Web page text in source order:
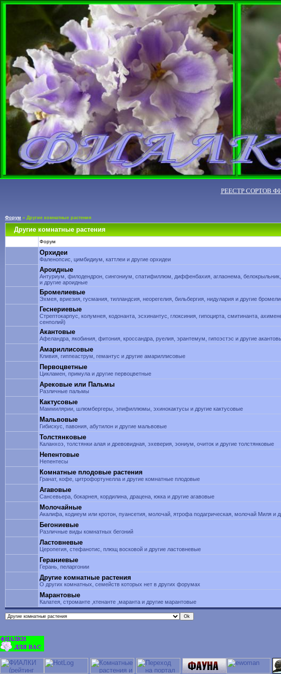
РЕЕСТР СОРТОВ
Форум » Другие комнатные растения
Другие комнатные растения
Форум
Орхидеи
Фаленопсис, цимбидиум, каттлеи и другие орхидеи
Ароидные
Антуриум, филодендрон, сингониум, спатифиллюм, диффенбахия, аглаонема,
и другие ароидные
Бромелиевые
Эхмея, вриезия, гусмания, тилландсия, неорегелия, бильбергия, нидулария и другие
Геснериевые
Стрептокарпус, колумнея, кодонанта, эсхинантус, глоксиния, гипоцирта, смитинанта,
сенполий)
Акантовые
Афеландра, якобиния, фитония, кроссандра, руелия, эрантемум, гипоэстэс и другие
Амариллисовые
Кливия, гиппеаструм, гемантус и другие амариллисовые
Первоцветные
Цикламен, примула и другие первоцветные
Арековые или Пальмы
Различные пальмы
Кактусовые
Маммилярии, шлюмбергеры, эпифиллюмы, эхинокактусы и другие кактусовые
Мальвовые
Гибискус, павония, абутилон и другие мальвовые
Толстянковые
Каланхоэ, толстянки алая и древовидная, эхеверия, эониум, очиток и другие толстянковые
Непентовые
Непентесы
Комнатные плодовые растения
Гранат, кофе, цитрофортунелла и другие комнатные плодовые
Агавовые
Сансевьера, бокарнея, кордилина, драцена, юкка и другие агавовые
Молочайные
Акалифа, кодиеум или кротон, пуансетия, молочай, ятрофа подагрическая, молочай Миля и
Бегониевые
Различные виды комнатных бегоний
Ластовневые
Церопегия, стефанотис, плющ восковой и другие ластовневые
Гераниевые
Герань, пеларгонии
Другие комнатные растения
О других комнатных, семейств которых нет в других форумах
Марантовые
Калатея, строманте ,ктенанте ,маранта и другие марантовые